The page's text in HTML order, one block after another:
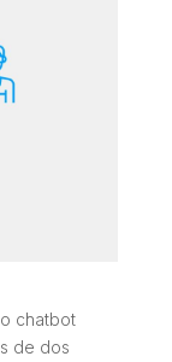
chatbot
de dos